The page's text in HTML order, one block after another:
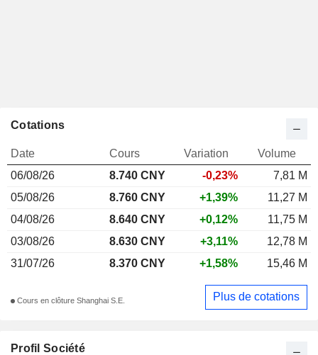
Profil Société
Cotations
Date Cours Variation
Volume
06/08/26
8.740 CNY -0,23%
7,81 M
05/08/26
8.760 CNY +1,39%
11,27 M
04/08/26
8.640 CNY +0,12%
11,75 M
03/08/26
8.630 CNY +3,11%
12,78 M
31/07/26
8.370 CNY +1,58% 15,46 M
Cours en clôture Shanghai S.E. Plus de cotations